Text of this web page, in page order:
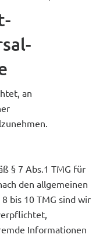
an
§ 7 Abs.1 TMG für
den allgemeinen
bis 10 TMG sind wir
Informationen